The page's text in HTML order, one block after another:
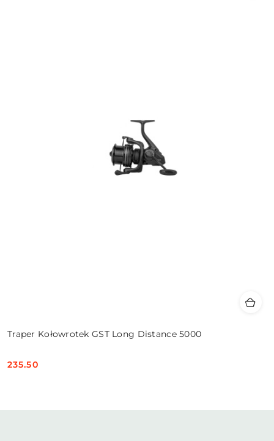
Traper Kołowrotek GST Long Distance 5000
Cena:
235.50